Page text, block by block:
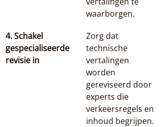
waarborgen.
4. Schakel
gespecialiseerde
revisie in
Zorg dat
technische
vertalingen
worden
gereviseerd door
experts die
verkeersregels en
inhoud begrijpen.